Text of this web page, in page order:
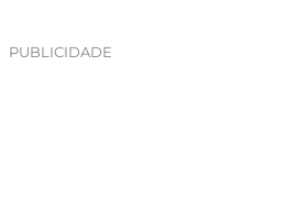
PUBLICIDADE